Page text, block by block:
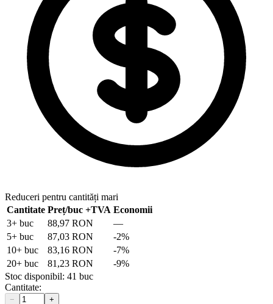
Reduceri pentru cantități mari
Cantitate Preț/buc +TVA Economii
3+ buc 88,97 RON
—
5+ buc 87,03 RON -2%
10+ buc 83,16 RON -7%
20+ buc 81,23 RON -9%
Stoc disponibil: 41 buc
Cantitate:
−
+